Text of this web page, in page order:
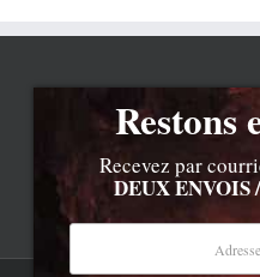
Restons
Recevez par
DEUX